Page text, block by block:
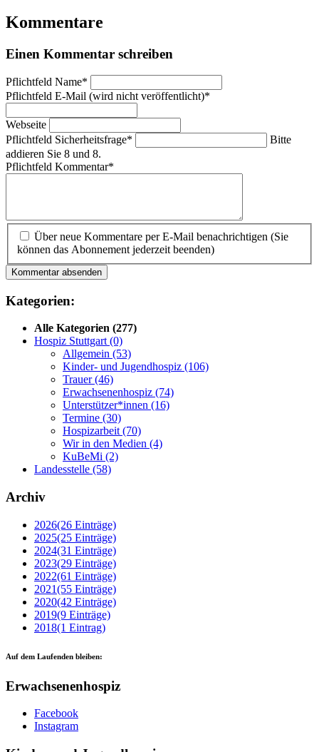
Kommentare
Einen Kommentar schreiben
Pflichtfeld Name*
Pflichtfeld E-Mail (wird nicht veröffentlicht)*
Webseite
Pflichtfeld Sicherheitsfrage*
Bitte
addieren Sie 8 und 8.
Pflichtfeld Kommentar*
Über neue Kommentare per E-Mail benachrichtigen (Sie
können das Abonnement jederzeit beenden)
Kommentar absenden
Kategorien:
Alle Kategorien (277)
Hospiz Stuttgart (0)
Allgemein (53)
Kinder- und Jugendhospiz (106)
Trauer (46)
Erwachsenenhospiz (74)
Unterstützer*innen (16)
Termine (30)
Hospizarbeit (70)
Wir in den Medien (4)
KuBeMi (2)
Landesstelle (58)
Archiv
2026(26 Einträge)
2025(25 Einträge)
2024(31 Einträge)
2023(29 Einträge)
2022(61 Einträge)
2021(55 Einträge)
2020(42 Einträge)
2019(9 Einträge)
2018(1 Eintrag)
Auf dem Laufenden bleiben:
Erwachsenenhospiz
Facebook
Instagram